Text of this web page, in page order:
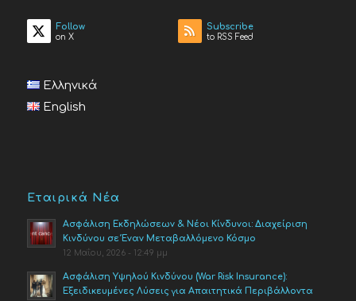
Follow
on X
Subscribe
to RSS Feed
Ελληνικά
English
Εταιρικά Νέα
Ασφάλιση Εκδηλώσεων & Νέοι Κίνδυνοι: Διαχείριση
Κινδύνου σε Έναν Μεταβαλλόμενο Κόσμο
12 Μαΐου, 2026 - 12:49 μμ
Ασφάλιση Υψηλού Κινδύνου (War Risk Insurance):
Εξειδικευμένες Λύσεις για Απαιτητικά Περιβάλλοντα